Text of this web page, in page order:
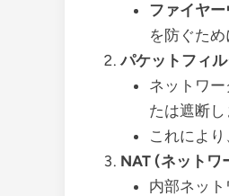
ファイヤ
を防ぐた
パケットフィ
ネットワ
たは遮断し
これによ
NAT (ネットワ
内部ネッ